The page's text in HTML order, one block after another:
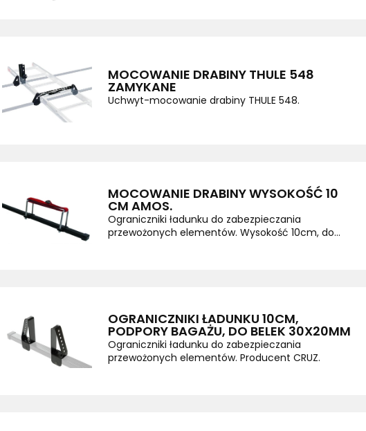
MOCOWANIE DRABINY THULE 548
ZAMYKANE
Uchwyt-mocowanie drabiny THULE 548.
MOCOWANIE DRABINY WYSOKOŚĆ 10
CM AMOS.
Ograniczniki ładunku do zabezpieczania
przewożonych elementów. Wysokość 10cm, do...
OGRANICZNIKI ŁADUNKU 10CM,
PODPORY BAGAŻU, DO BELEK 30X20MM
Ograniczniki ładunku do zabezpieczania
przewożonych elementów. Producent CRUZ.